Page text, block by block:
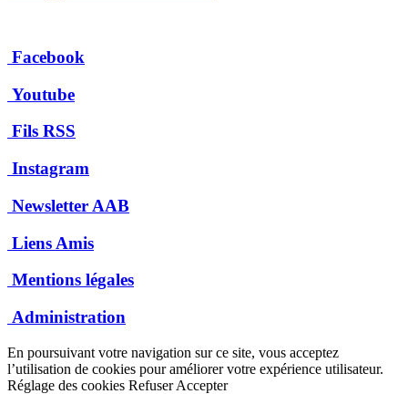
Facebook
Youtube
Fils RSS
Instagram
Newsletter AAB
Liens Amis
Mentions légales
Administration
En poursuivant votre navigation sur ce site, vous acceptez
l’utilisation de cookies pour améliorer votre expérience utilisateur.
Réglage des cookies Refuser Accepter